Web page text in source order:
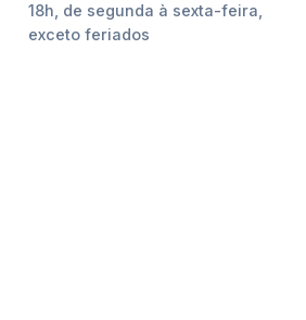
18h, de segunda à sexta-feira,
exceto feriados